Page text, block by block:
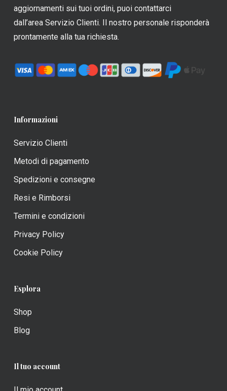
nella
pagina
del
nella
pagina
aggiornamenti sui tuoi ordini, puoi contattarci
dall’area Servizio Clienti. Il nostro personale risponderà
prontamente alla tua richiesta.
Informazioni
Servizio Clienti
Metodi di pagamento
Spedizioni e consegne
Resi e Rimborsi
Termini e condizioni
Privacy Policy
Cookie Policy
Esplora
Shop
Blog
Il tuo account